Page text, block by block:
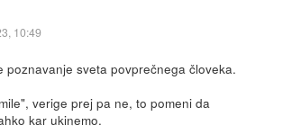
10:49
poznavanje sveta povprečnega človeka.
verige prej pa ne, to pomeni da
kar ukinemo.